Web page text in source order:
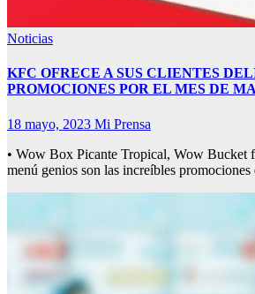
Noticias
KFC OFRECE A SUS CLIENTES
PROMOCIONES POR EL MES DE
18 mayo, 2023 Mi Prensa
• Wow Box Picante Tropical, Wow Bucket
menú genios son las increíbles